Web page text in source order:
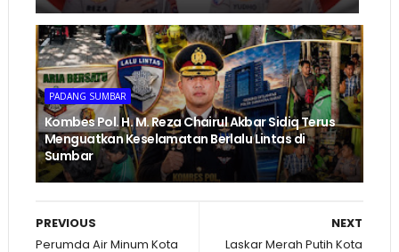
PADANG SUMBAR
Kombes Pol. H. M. Reza Chairul Akbar Sidiq Terus
Menguatkan Keselamatan Berlalu Lintas di
Sumbar
NEXT
Laskar Merah Putih Kota
PREVIOUS
Perumda Air Minum Kota